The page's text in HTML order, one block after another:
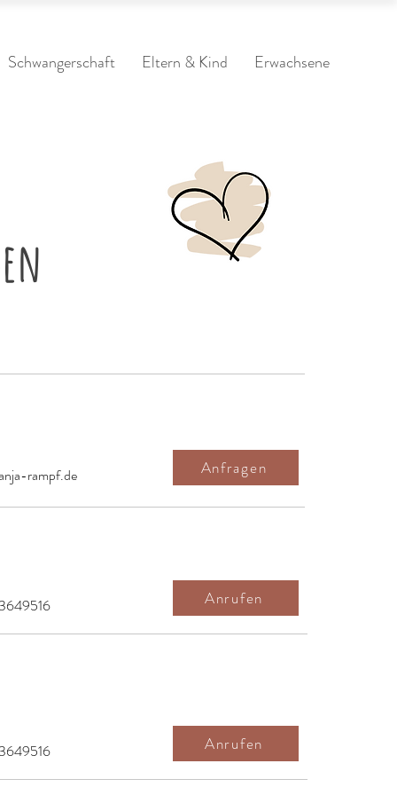
Schwangerschaft Eltern & Kind Erwachsene
rampf.de Anfragen
Anrufen
Anrufen